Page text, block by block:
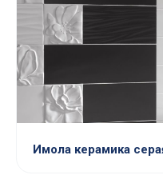
Имола керамика